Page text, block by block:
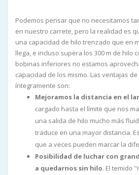
Podemos pensar que no necesitamos
en nuestro carrete, pero la realidad es
una capacidad de hilo trenzado que en
llega, e incluso supera los 300 m de hilo
bobinas inferiores no estamos
capacidad de los mismo. Las ventajas
íntegramente son:
Mejoramos la distancia en el
cargado hasta el límite que nos
una salida de hilo mucho más
traduce en una mayor distancia.
que a veces pueden marcar la
Posibilidad de luchar con
a quedarnos sin hilo. El temido